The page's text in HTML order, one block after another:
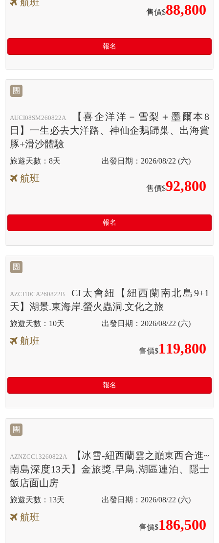
售價$88,800
報名
團
AUCI08SM260822A
【喜企洋洋－雪梨＋墨爾本8
日】一生必去大洋路、神仙企鵝歸巢、出海賞
豚+滑沙體驗
8天 2026/08/22 (六)
航班
售價$92,800
報名
團
AZCI10CA260822B
CI太會紐【紐西蘭南北島9+1
天】湖景.東海岸.螢火蟲洞.文化之旅
10天 2026/08/22 (六)
航班
售價$119,800
報名
團
AZNZCC13260822A
【冰雪-紐西蘭雲之巔東西合進~
南島深度13天】金旅獎.早鳥.湖區連泊、隱士
飯店面山房
13天 2026/08/22 (六)
航班
售價$186,500